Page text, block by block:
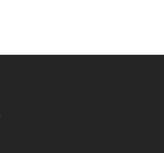
compte